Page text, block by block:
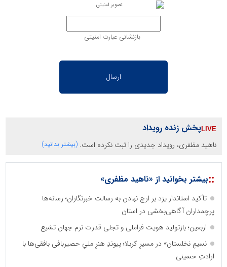
بازنشانی عبارت امنیتی
پخش زنده رویداد
ناهید مظفری، رویداد جدیدی را ثبت نکرده است. (بیشتر بدانید)
::بیشتر بخوانید از «ناهید مظفری»
تأکید استاندار یزد بر ارج نهادن به رسالت خبرنگاران؛ رسانه‌ها
پرچمداران آگاهی‌بخشی در استان
اربعین؛ بازتولید هویت فراملی و تجلی قدرت نرم جهان تشیع
نسیمِ نخلستان» در مسیرِ کربلا؛ پیوندِ هنرِ ملیِ حصیربافی بافقی‌ها با
ارادتِ حسینی